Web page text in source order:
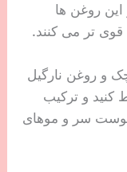
روغن ها
تر می کنند.
و روغن نارگیل
کنید و ترکیب
پوست سر و موهای